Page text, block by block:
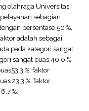
olahraga Universitas
sebagian
persentase 50 %,
adalah sebagai
pada kategori sangat
sangat puas 40,0 %,
%, faktor
23,3 %, faktor
%.